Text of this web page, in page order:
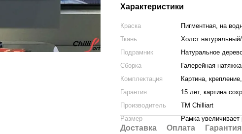
Характеристики
Краска
Пигментная, на
Ткань
Холст
Подрамник
Натуральное
Сборка
Галерейная
Комплектация
Картина,
Гарантия
15 лет, картина
Производитель
ТМ Chilliart
Размер
Рамка
Доставка Оплата Гарантия